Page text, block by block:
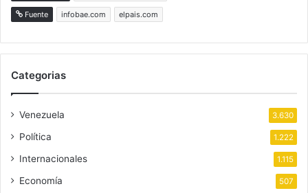
Fuente infobae.com elpais.com
Categorias
Venezuela 3.630
Política 1.222
Internacionales 1.115
Economía 507